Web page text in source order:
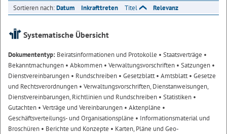
Sortieren nach:Datum Inkrafttreten Titel Relevanz
Systematische Übersicht
Dokumententyp: Beiratsinformationen und Protokolle • Staatsverträge •
Bekanntmachungen • Abkommen • Verwaltungsvorschriften • Satzungen •
Dienstvereinbarungen • Rundschreiben • Gesetzblatt• Amtsblatt• Gesetze
und Rechtsverordnungen • Verwaltungsvorschriften, Dienstanweisungen,
Dienstvereinbarungen, Richtlinien und Rundschreiben • Statistiken •
Gutachten • Verträge und Vereinbarungen • Aktenpläne •
Geschäftsverteilungs- und Organisationspläne • Informationsmaterial und
Broschüren • Berichte und Konzepte • Karten, Pläne und Geo-